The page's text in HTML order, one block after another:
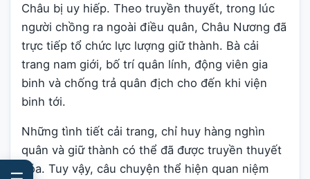
Châu bị uy hiếp. Theo truyền thuyết, trong lúc
người chồng ra ngoài điều quân, Châu Nương đã
trực tiếp tổ chức lực lượng giữ thành. Bà cải
trang nam giới, bố trí quân lính, động viên gia
binh và chống trả quân địch cho đến khi viện
binh tới.
Những tình tiết cải trang, chỉ huy hàng nghìn
quân và giữ thành có thể đã được truyền thuyết
hóa. Tuy vậy, câu chuyện thể hiện quan niệm